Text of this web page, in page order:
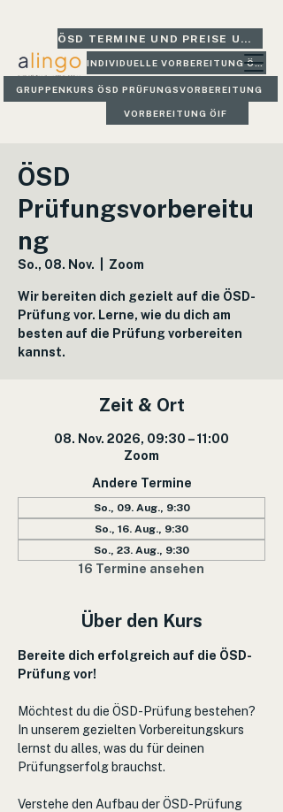
ÖSD TERMINE UND PREISE UND GLEICH BUCHEN
INDIVIDUELLE VORBEREITUNG ÖSD
GRUPPENKURS ÖSD PRÜFUNGSVORBEREITUNG
VORBEREITUNG ÖIF
ÖSD
Prüfungsvorbereitu
ng
So., 08. Nov. Zoom
Wir bereiten dich gezielt auf die ÖSD-
Prüfung vor. Lerne, wie du dich am
besten auf die Prüfung vorbereiten
kannst.
Zeit & Ort
08. Nov. 2026, 09:30 – 11:00
Zoom
Andere Termine
So., 09. Aug., 9:30
So., 16. Aug., 9:30
So., 23. Aug., 9:30
16 Termine ansehen
Über den Kurs
Bereite dich erfolgreich auf die ÖSD-
Prüfung vor!
Möchtest du die ÖSD-Prüfung bestehen?
In unserem gezielten Vorbereitungskurs
lernst du alles, was du für deinen
Prüfungserfolg brauchst.
Verstehe den Aufbau der ÖSD-Prüfung